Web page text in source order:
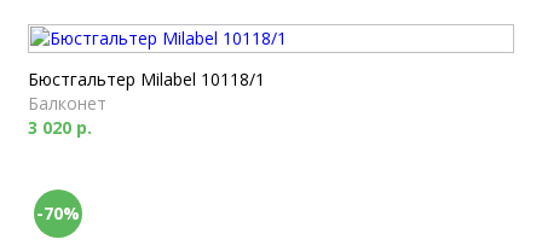
Бюстгальтер Milabel 10118/1
Балконет
3 020 р.
-70%